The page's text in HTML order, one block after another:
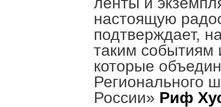
настоящую
подтверждает,
таким событиям
которые
Регионального
России» Риф